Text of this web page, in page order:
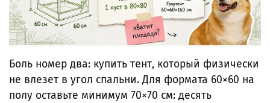
Боль номер два: купить тент, который физически
не влезет в угол спальни. Для формата 60×60 на
полу оставьте минимум 70×70 см: десять